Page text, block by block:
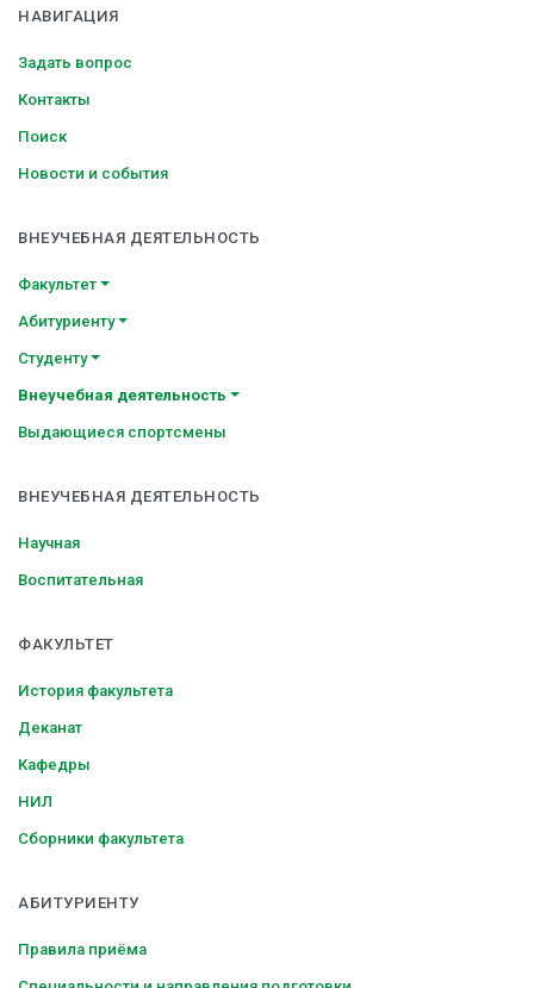
НАВИГАЦИЯ
Задать вопрос
Контакты
Поиск
Новости и события
ВНЕУЧЕБНАЯ ДЕЯТЕЛЬНОСТЬ
Факультет
Абитуриенту
Студенту
Внеучебная деятельность
Выдающиеся спортсмены
ВНЕУЧЕБНАЯ ДЕЯТЕЛЬНОСТЬ
Научная
Воспитательная
ФАКУЛЬТЕТ
История факультета
Деканат
Кафедры
НИЛ
Сборники факультета
АБИТУРИЕНТУ
Правила приёма